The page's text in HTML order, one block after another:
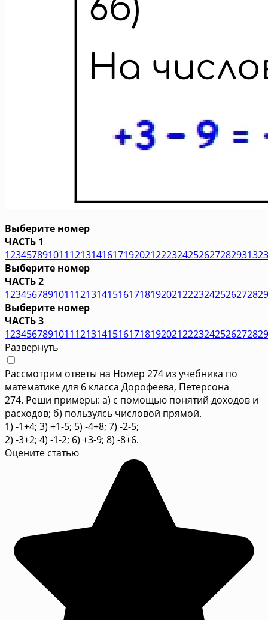
Выберите номер
ЧАСТЬ 1
123457891011121314161719202122232425262728293132
Выберите номер
ЧАСТЬ 2
1234567891011121314151617181920212223242526272829
Выберите номер
ЧАСТЬ 3
1234567891011121314151617181920212223242526272829
Развернуть
Рассмотрим ответы на Номер 274 из учебника по
математике для 6 класса Дорофеева, Петерсона
274. Реши примеры: а) с помощью понятий доходов и
расходов; б) пользуясь числовой прямой.
1) -1+4; 3) +1-5; 5) -4+8; 7) -2-5;
2) -3+2; 4) -1-2; 6) +3-9; 8) -8+6.
Оцените статью